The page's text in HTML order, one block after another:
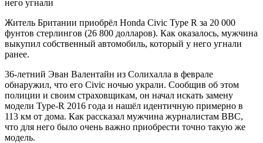
Житель Британии приобрёл Honda Civic Type R за 20 000
фунтов стерлингов (26 800 долларов). Как оказалось, мужчина
выкупил собственный автомобиль, который у него угнали
ранее.
36-летний Эван Валентайн из Солихалла в феврале
обнаружил, что его Civic ночью украли. Сообщив об этом
полиции и своим страховщикам, он начал искать замену
модели Type-R 2016 года и нашёл идентичную примерно в
113 км от дома. Как рассказал мужчина журналистам ВВС,
что для него было очень важно приобрести точно такую же
модель.